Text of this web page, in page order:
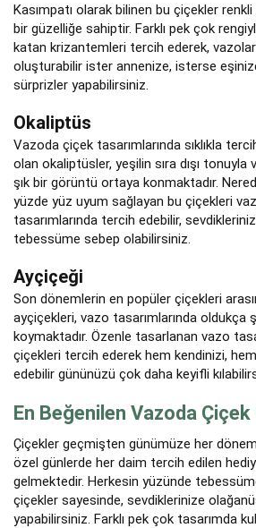
Kasımpatı olarak bilinen bu çiçekler
bir güzelliğe sahiptir. Farklı pek çok
katan krizantemleri tercih ederek,
oluşturabilir ister annenize, isterse
sürprizler yapabilirsiniz.
Okaliptüs
Vazoda çiçek tasarımlarında sıklıkla
olan okaliptüsler, yeşilin sıra dışı
şık bir görüntü ortaya konmaktadır.
yüzde yüz uyum sağlayan bu çiçekleri
tasarımlarında tercih edebilir,
tebessüme sebep olabilirsiniz.
Ayçiçeği
Son dönemlerin en popüler çiçekleri
ayçiçekleri, vazo tasarımlarında oldukça
koymaktadır. Özenle tasarlanan vazo
çiçekleri tercih ederek hem kendinizi,
edebilir gününüzü çok daha keyifli
En Beğenilen Vazoda
Çiçekler geçmişten günümüze her dönem
özel günlerde her daim tercih edilen
gelmektedir. Herkesin yüzünde
çiçekler sayesinde, sevdiklerinize
yapabilirsiniz. Farklı pek çok tasarımda